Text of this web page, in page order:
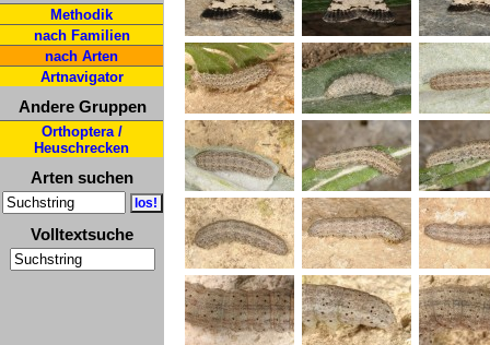
Methodik
nach Familien
nach Arten
Artnavigator
Andere Gruppen
Orthoptera /
Heuschrecken
Arten suchen
Volltextsuche